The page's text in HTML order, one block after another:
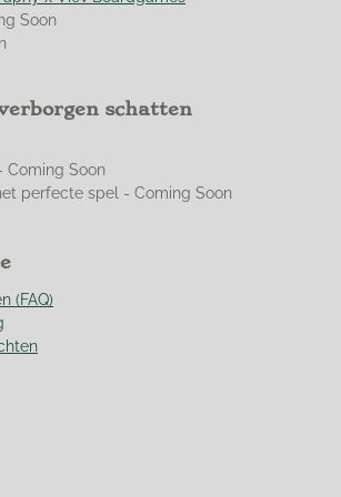
Soon
schatten
Coming Soon
perfecte spel - Coming Soon
(FAQ)